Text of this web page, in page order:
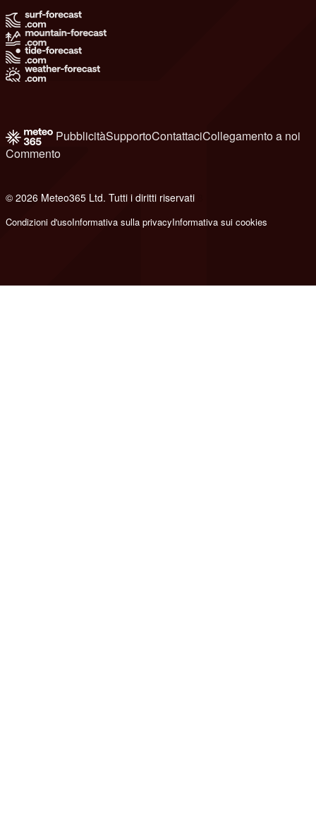
PubblicitàSupportoContattaciCollegamento a noi
Commento
© 2026 Meteo365 Ltd. Tutti i diritti riservati
Condizioni d'usoInformativa sulla privacyInformativa sui cookies